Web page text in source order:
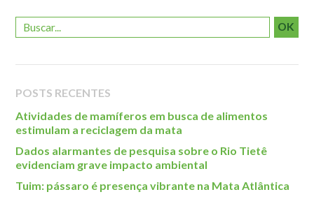
Terceira Idade
Inclusão Social
Notícias
Na mídia
Contato
OK
POSTS RECENTES
Atividades de mamíferos em busca de alimentos
estimulam a reciclagem da mata
Dados alarmantes de pesquisa sobre o Rio Tietê
evidenciam grave impacto ambiental
Tuim: pássaro é presença vibrante na Mata Atlântica